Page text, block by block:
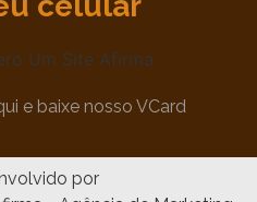
e baixe nosso VCard
por